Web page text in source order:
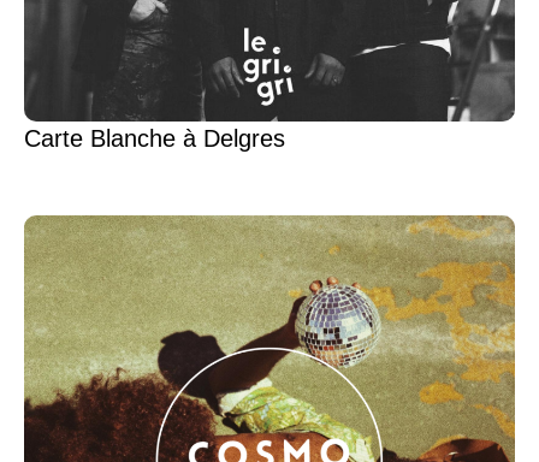
Carte Blanche à Delgres